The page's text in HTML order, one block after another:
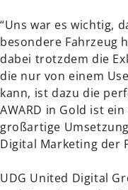
“Uns war es wichtig,
besondere Fahrzeug
dabei trotzdem die
die nur von einem
kann, ist dazu die
AWARD in Gold ist
großartige
Digital Marketing der
UDG United Digital